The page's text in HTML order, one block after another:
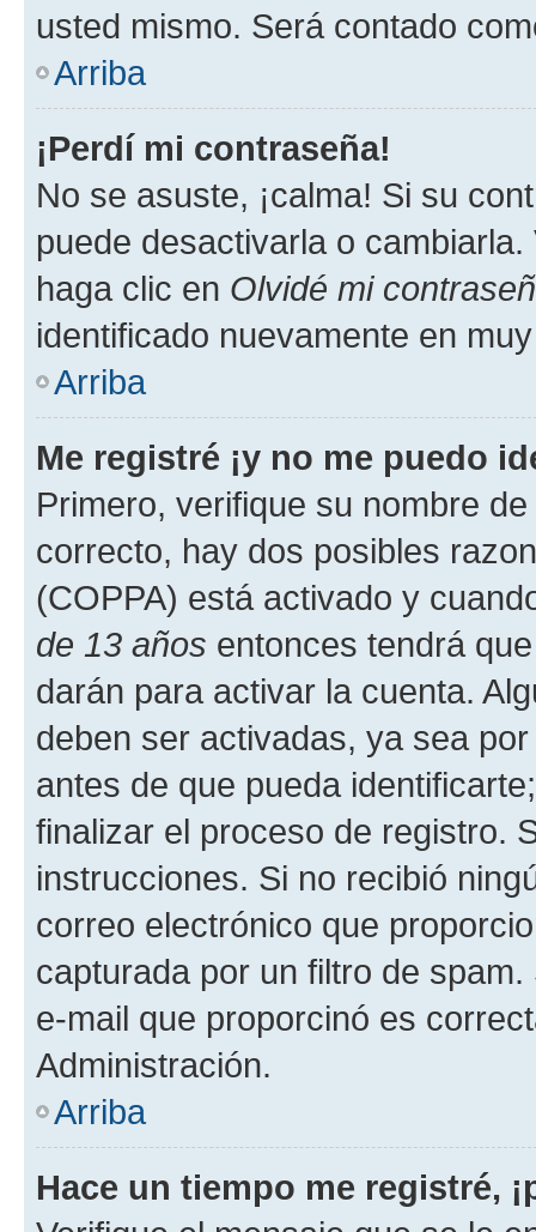
usted mismo. Será contado
Arriba
¡Perdí mi contraseña!
No se asuste, ¡calma! Si su
puede desactivarla o
haga clic en Olvidé mi
identificado nuevamente en
Arriba
Me registré ¡y no me puedo
Primero, verifique su nombre
correcto, hay dos posibles
(COPPA) está activado y
de 13 años entonces tendrá
darán para activar la cuenta.
deben ser activadas, ya sea
antes de que pueda
finalizar el proceso de registro.
instrucciones. Si no recibió
correo electrónico que
capturada por un filtro de
e-mail que proporcinó es
Administración.
Arriba
Hace un tiempo me registré,